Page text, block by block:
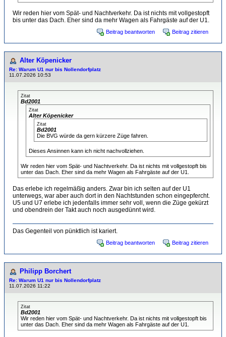
Wir reden hier vom Spät- und Nachtverkehr. Da ist nichts mit vollgestopft
bis unter das Dach. Eher sind da mehr Wagen als Fahrgäste auf der U1.
Beitrag beantworten Beitrag zitieren
Alter Köpenicker
Re: Warum U1 nur bis Nollendorfplatz
11.07.2026 10:53
Zitat
Bd2001
Zitat
Alter Köpenicker
Zitat
Bd2001
Die BVG würde da gern kürzere Züge fahren.
Dieses Ansinnen kann ich nicht nachvollziehen.
Wir reden hier vom Spät- und Nachtverkehr. Da ist nichts mit vollgestopft bis
unter das Dach. Eher sind da mehr Wagen als Fahrgäste auf der U1.
Das erlebe ich regelmäßig anders. Zwar bin ich selten auf der U1
unterwegs, war aber auch dort in den Nachtstunden schon eingepfercht.
U5 und U7 erlebe ich jedenfalls immer sehr voll, wenn die Züge gekürzt
und obendrein der Takt auch noch ausgedünnt wird.
Das Gegenteil von pünktlich ist kariert.
Beitrag beantworten Beitrag zitieren
Philipp Borchert
Re: Warum U1 nur bis Nollendorfplatz
11.07.2026 11:22
Zitat
Bd2001
Wir reden hier vom Spät- und Nachtverkehr. Da ist nichts mit vollgestopft bis
unter das Dach. Eher sind da mehr Wagen als Fahrgäste auf der U1.